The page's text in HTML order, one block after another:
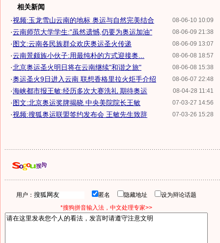
相关新闻
08-06-10 10:09
·视频:玉龙雪山云南的地标 奥运与自然完美结合
08-06-09 21:38
·云南师范大学学生:"虽然遗憾,仍要为奥运加油"
08-06-09 13:07
·图文:云南各民族群众欢庆奥运圣火传递
08-06-08 18:57
·云南景颇族小伙子:用最纯朴的方式迎接奥...
08-06-08 15:38
·北京奥运圣火明日将在云南继续"和谐之旅"
08-06-07 22:48
·奥运圣火9日进入云南 联想香格里拉火炬手介绍
08-04-28 11:41
·海峡都市报王敏:经历多次大赛洗礼 期待奥运
07-03-27 14:56
·图文:北京奥运奖牌揭晓 中央美院院长王敏
07-03-26 15:28
·视频:搜狐奥运联盟签约发布会 王敏先生致辞
用户： 匿名 隐藏地址
设为辩论话题
*搜狗拼音输入法，中文处理专家>>